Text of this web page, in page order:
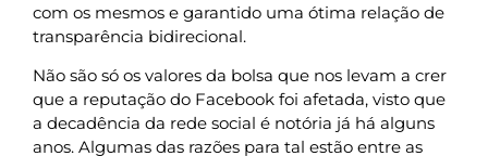
com os mesmos e garantido uma ótima relação de
transparência bidirecional.
Não são só os valores da bolsa que nos levam a crer
que a reputação do Facebook foi afetada, visto que
a decadência da rede social é notória já há alguns
anos. Algumas das razões para tal estão entre as